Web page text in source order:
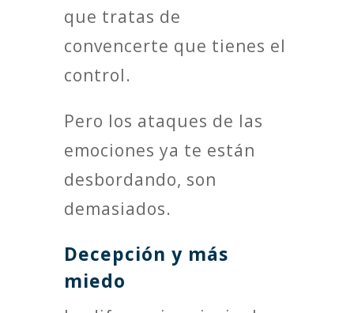
que tratas de
convencerte que tienes el
control.
Pero los ataques de las
emociones ya te están
desbordando, son
demasiados.
Decepción y más
miedo